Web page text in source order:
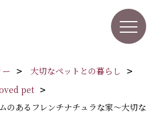
ー
大切なペットとの暮らし
pet
のあるフレンチナチュラな家～大切な